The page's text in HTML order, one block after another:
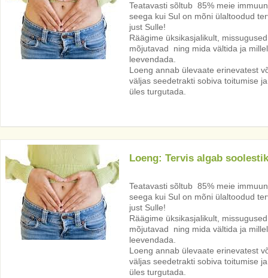
Teatavasti sõltub 85% meie
seega kui Sul on mõni ülaltoodud
just Sulle!
Räägime üksikasjalikult,
mõjutavad ning mida vältida ja
leevendada.
Loeng annab ülevaate erinevatest
väljas seedetrakti sobiva toitumise
üles turgutada.
Loeng: Tervis algab
Teatavasti sõltub 85% meie
seega kui Sul on mõni ülaltoodud
just Sulle!
Räägime üksikasjalikult,
mõjutavad ning mida vältida ja
leevendada.
Loeng annab ülevaate erinevatest
väljas seedetrakti sobiva toitumise
üles turgutada.